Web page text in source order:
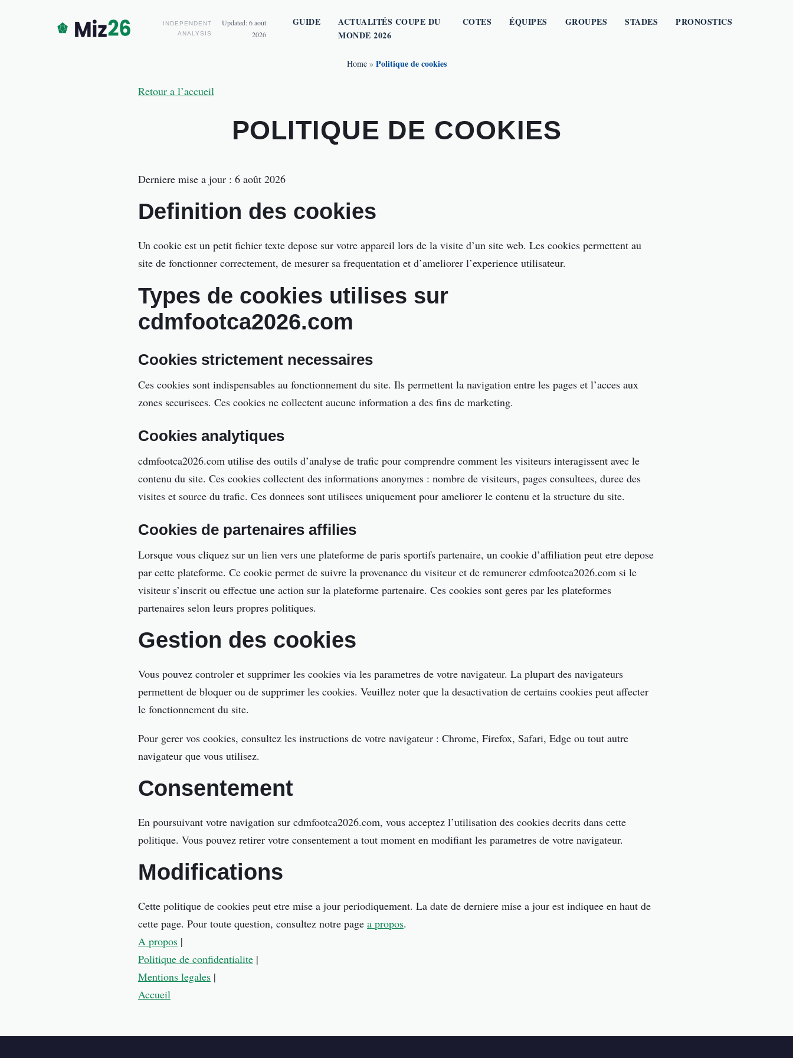
INDEPENDENT
ANALYSIS
Updated:6 août
2026
GUIDE
ACTUALITÉS COUPE DU
MONDE 2026
COTES ÉQUIPES GROUPES STADES PRONOSTICS
Home» Politique de cookies
Retour a l’accueil
POLITIQUE DE COOKIES
Derniere mise a jour : 6 août 2026
Definition des cookies
Un cookie est un petit fichier texte depose sur votre appareil lors de la visite d’un site web. Les cookies permettent au
site de fonctionner correctement, de mesurer sa frequentation et d’ameliorer l’experience utilisateur.
Types de cookies utilises sur
cdmfootca2026.com
Cookies strictement necessaires
Ces cookies sont indispensables au fonctionnement du site. Ils permettent la navigation entre les pages et l’acces aux
zones securisees. Ces cookies ne collectent aucune information a des fins de marketing.
Cookies analytiques
cdmfootca2026.com utilise des outils d’analyse de trafic pour comprendre comment les visiteurs interagissent avec le
contenu du site. Ces cookies collectent des informations anonymes : nombre de visiteurs, pages consultees, duree des
visites et source du trafic. Ces donnees sont utilisees uniquement pour ameliorer le contenu et la structure du site.
Cookies de partenaires affilies
Lorsque vous cliquez sur un lien vers une plateforme de paris sportifs partenaire, un cookie d’affiliation peut etre depose
par cette plateforme. Ce cookie permet de suivre la provenance du visiteur et de remunerer cdmfootca2026.com si le
visiteur s’inscrit ou effectue une action sur la plateforme partenaire. Ces cookies sont geres par les plateformes
partenaires selon leurs propres politiques.
Gestion des cookies
Vous pouvez controler et supprimer les cookies via les parametres de votre navigateur. La plupart des navigateurs
permettent de bloquer ou de supprimer les cookies. Veuillez noter que la desactivation de certains cookies peut affecter
le fonctionnement du site.
Pour gerer vos cookies, consultez les instructions de votre navigateur : Chrome, Firefox, Safari, Edge ou tout autre
navigateur que vous utilisez.
Consentement
En poursuivant votre navigation sur cdmfootca2026.com, vous acceptez l’utilisation des cookies decrits dans cette
politique. Vous pouvez retirer votre consentement a tout moment en modifiant les parametres de votre navigateur.
Modifications
Cette politique de cookies peut etre mise a jour periodiquement. La date de derniere mise a jour est indiquee en haut de
cette page. Pour toute question, consultez notre page a propos.
A propos |
Politique de confidentialite |
Mentions legales |
Accueil